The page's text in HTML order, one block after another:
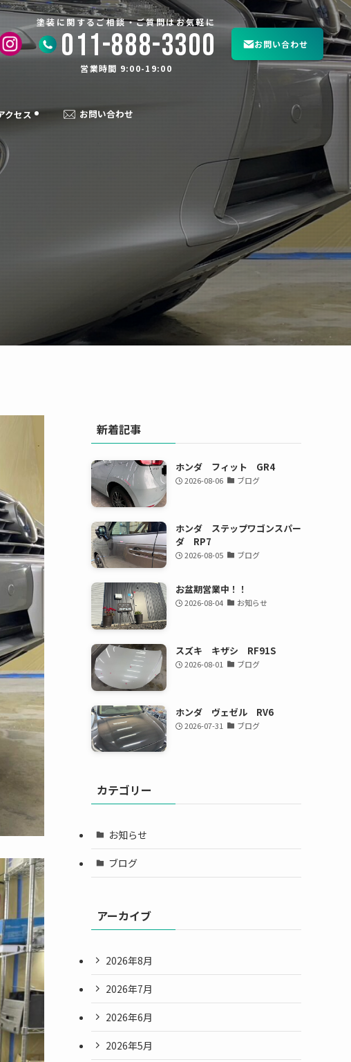
クセス お問い合わせ
塗装に関するご相談・ご質問はお気軽に
011-888-3300
営業時間 9:00-19:00
お問い合わせ
新着記事
ホンダ フィット GR4
2026-08-06 ブログ
ホンダ ステップワゴンスパー
ダ RP7
2026-08-05 ブログ
お盆期営業中！！
2026-08-04 お知らせ
スズキ キザシ RF91S
2026-08-01 ブログ
ホンダ ヴェゼル RV6
2026-07-31 ブログ
カテゴリー
お知らせ
ブログ
アーカイブ
2026年8月
2026年7月
2026年6月
2026年5月